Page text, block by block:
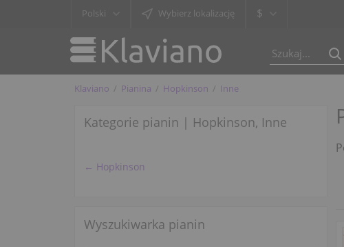
Polski Wybierz lokalizację $
Klaviano Pianina Hopkinson Inne
Kategorie pianin | Hopkinson, Inne
← Hopkinson
Wyszukiwarka pianin